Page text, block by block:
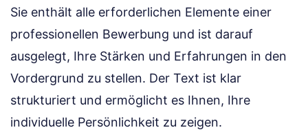
Sie enthält alle erforderlichen Elemente einer
professionellen Bewerbung und ist darauf
ausgelegt, Ihre Stärken und Erfahrungen in den
Vordergrund zu stellen. Der Text ist klar
strukturiert und ermöglicht es Ihnen, Ihre
individuelle Persönlichkeit zu zeigen.